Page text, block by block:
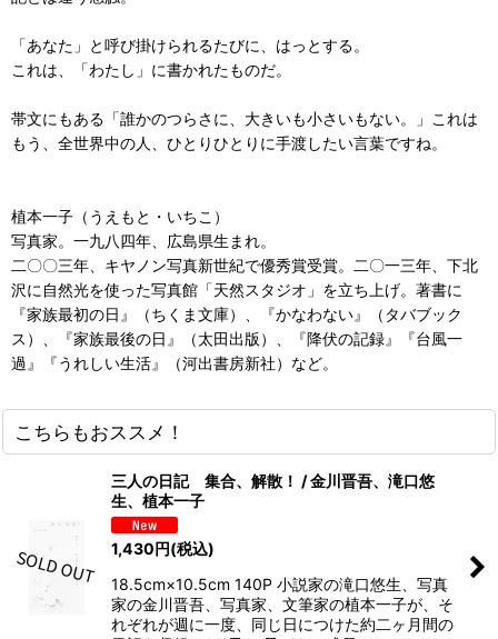
「あなた」と呼び掛けられるたびに、はっとする。
これは、「わたし」に書かれたものだ。
帯文にもある「誰かのつらさに、大きいも小さいもない。」これは
もう、全世界中の人、ひとりひとりに手渡したい言葉ですね。
植本一子（うえもと・いちこ）
写真家。一九八四年、広島県生まれ。
二〇〇三年、キヤノン写真新世紀で優秀賞受賞。二〇一三年、下北
沢に自然光を使った写真館「天然スタジオ」を立ち上げ。著書に
『家族最初の日』（ちくま文庫）、『かなわない』（タバブック
ス）、『家族最後の日』（太田出版）、『降伏の記録』『台風一
過』『うれしい生活』（河出書房新社）など。
こちらもおススメ！
三人の日記 集合、解散！ / 金川晋吾、滝口悠
生、植本一子
1,430円(税込)
18.5cm×10.5cm 140P 小説家の滝口悠生、写真
家の金川晋吾、写真家、文筆家の植本一子が、そ
れぞれが週に一度、同じ日につけた約二ヶ月間の